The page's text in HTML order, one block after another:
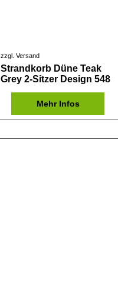
zzgl. Versand
Strandkorb Düne Teak
Grey 2-Sitzer Design 548
Mehr Infos